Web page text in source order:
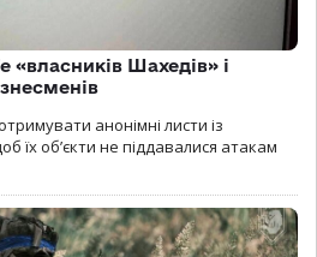
«власників Шахедів» і
анонімні листи із
їх об’єкти не піддавалися атакам